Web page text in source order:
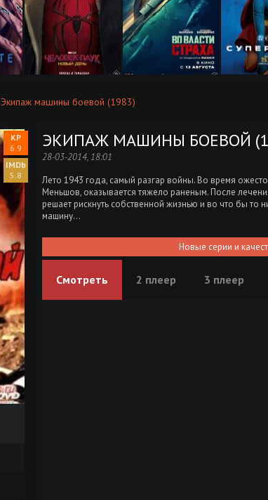
Экипаж машины боевой (1983)
6.9
5.8
ЭКИПАЖ МАШИНЫ БОЕВОЙ
28-03-2014, 18:01
Лето 1943 года, самый разгар войны. Во время
Меньшов, оказывается тяжело раненым. После
решает рискнуть собственной жизнью и во что бы то
машину…
Новые серии и
Смотреть 2 плеер 3 плеер